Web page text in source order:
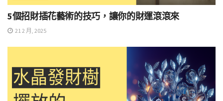
5個招財插花藝術的技巧，讓你的財運滾滾來
21 2 月, 2025